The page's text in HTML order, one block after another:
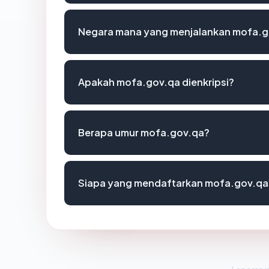
Negara mana yang menjalankan
Apakah mofa.gov.qa dienkripsi?
Berapa umur mofa.gov.qa?
Siapa yang mendaftarkan